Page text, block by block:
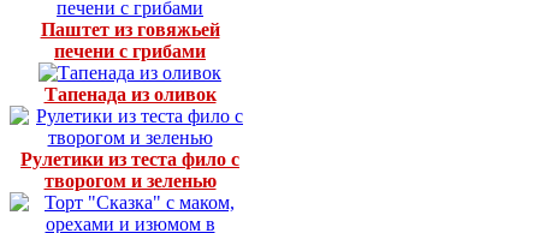
Паштет из говяжьей
печени с грибами
Тапенада из оливок
Рулетики из теста фило с
творогом и зеленью